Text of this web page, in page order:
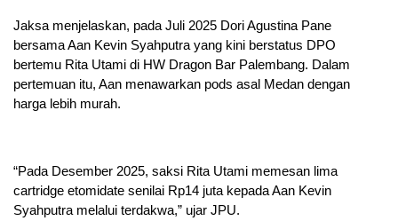
Jaksa menjelaskan, pada Juli 2025 Dori Agustina Pane
bersama Aan Kevin Syahputra yang kini berstatus DPO
bertemu Rita Utami di HW Dragon Bar Palembang. Dalam
pertemuan itu, Aan menawarkan pods asal Medan dengan
harga lebih murah.
“Pada Desember 2025, saksi Rita Utami memesan lima
cartridge etomidate senilai Rp14 juta kepada Aan Kevin
Syahputra melalui terdakwa,” ujar JPU.